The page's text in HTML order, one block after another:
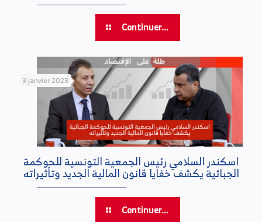
Continuer...
3 janvier 2023
اسكندر السلامي رئيس الجمعية التونسية للحوكمة
الجبائية يكشف خفايا قانون المالية الجديد وتأثيراته
Continuer...